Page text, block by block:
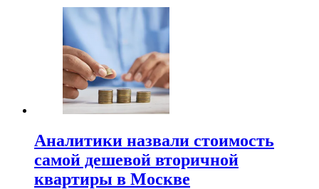
Аналитики назвали стоимость
самой дешевой вторичной
квартиры в Москве